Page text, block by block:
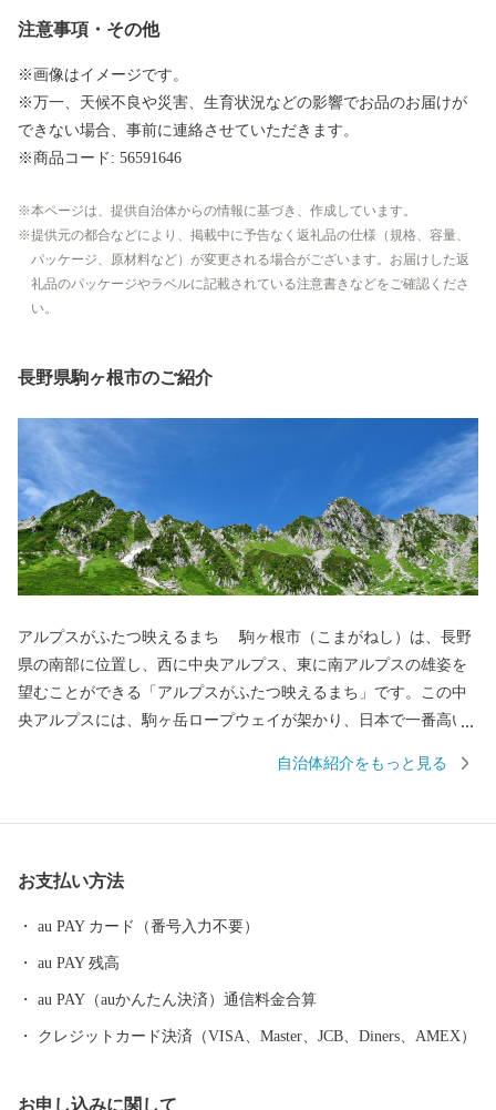
注意事項・その他
※画像はイメージです。
※万一、天候不良や災害、生育状況などの影響でお品のお届けが
できない場合、事前に連絡させていただきます。
※商品コード: 56591646
本ページは、提供自治体からの情報に基づき、作成しています。
提供元の都合などにより、掲載中に予告なく返礼品の仕様（規格、容量、
パッケージ、原材料など）が変更される場合がございます。お届けした返
礼品のパッケージやラベルに記載されている注意書きなどをご確認くださ
い。
長野県駒ヶ根市のご紹介
アルプスがふたつ映えるまち 駒ヶ根市（こまがねし）は、長野
県の南部に位置し、西に中央アルプス、東に南アルプスの雄姿を
望むことができる「アルプスがふたつ映えるまち」です。この中
央アルプスには、駒ヶ岳ロープウェイが架かり、日本で一番高い
太郎温泉郷などがあり、全国各地から観光客が訪れる風光明媚な
くりを進めています。 アルプスの雄大な山々からの雪解け水、
れた特産品をご賞味ください。また、この機会にぜひ自然豊かな
信州駒ヶ根へ足をお運びください。
自治体紹介をもっと見る
お支払い方法
au PAY カード（番号入力不要）
au PAY 残高
au PAY（auかんたん決済）通信料金合算
クレジットカード決済（VISA、Master、JCB、Diners、AMEX）
お申し込みに関して